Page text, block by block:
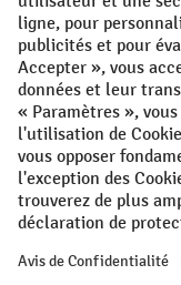
Protection des
All prices excl. VAT plus
if not stated otherwise.
¹ La remise est valable
s'applique pas aux prix
avec d'autres réductions
réduction sera accordée
à la newsletter. Le code
nette minimale de